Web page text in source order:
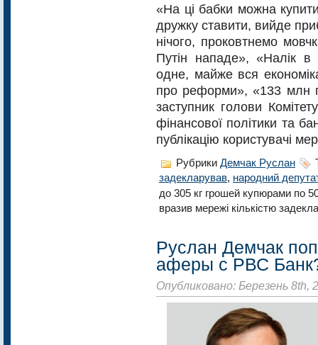
«На ці бабки можна
дружку ставити, вийде
нічого, проковтнемо
Путін нападе», «Налік
одне, майже вся
про реформи», «133 млн
заступник голови
фінансової політики та
публікацію користувачі
Рубрики Демчак Руслан
задекларував, народний
до 305 кг грошей купюрами по
вразив мережі кількістю
Руслан Демчак
аферы с РВС
Опубликовано: Березень 8th,